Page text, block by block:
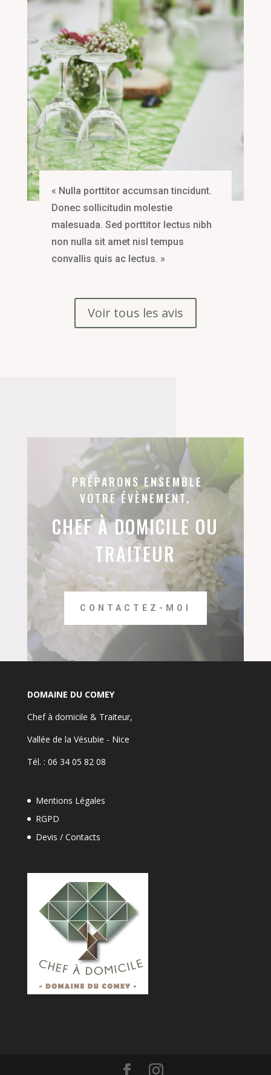
« Nulla porttitor accumsan tincidunt.
Donec sollicitudin molestie
malesuada. Sed porttitor lectus nibh
non nulla sit amet nisl tempus
convallis quis ac lectus. »
Voir tous les avis
PRÉPARONS ENSEMBLE
VOTRE ÉVÈNEMENT,
CHEF À DOMICILE OU
TRAITEUR
CONTACTEZ-MOI
DOMAINE DU COMEY
Chef à domicile & Traiteur,
Vallée de la Vésubie - Nice
Tél. : 06 34 05 82 08
Mentions Légales
RGPD
Devis / Contacts